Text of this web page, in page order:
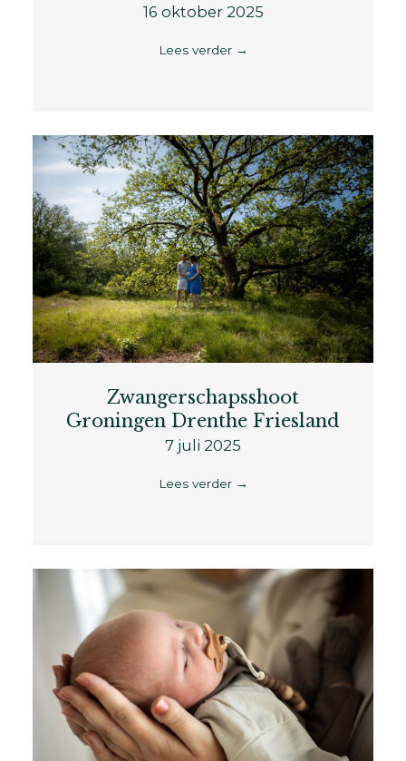
16 oktober 2025
Lees verder →
Zwangerschapsshoot
Groningen Drenthe Friesland
7 juli 2025
Lees verder →